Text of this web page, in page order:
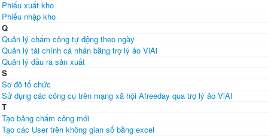
Phiếu xuất kho
Phiếu nhập kho
Q
Quản lý chấm công tự động theo ngày
Quản lý tài chính cá nhân bằng trợ lý ảo ViAi
Quản lý đầu ra sản xuất
S
Sơ đồ tổ chức
Sử dụng các công cụ trên mạng xã hội Afreeday qua trợ lý ảo ViAI
T
Tạo bảng chấm công mới
Tạo các User trên không gian số bằng excel